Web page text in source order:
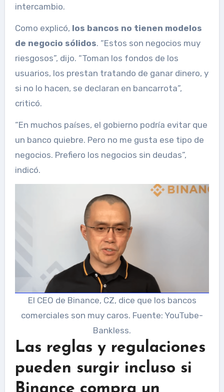
intercambio.
Como explicó, los bancos no tienen modelos
de negocio sólidos. “Estos son negocios muy
riesgosos”, dijo. “Toman los fondos de los
usuarios, los prestan tratando de ganar dinero, y
si no lo hacen, se declaran en bancarrota”,
criticó.
“En muchos países, el gobierno podría evitar que
un banco quiebre. Pero no me gusta ese tipo de
negocios. Prefiero los negocios sin deudas”,
indicó.
El CEO de Binance, CZ, dice que los bancos
comerciales son muy caros. Fuente: YouTube-
Bankless.
Las reglas y regulaciones
pueden surgir incluso si